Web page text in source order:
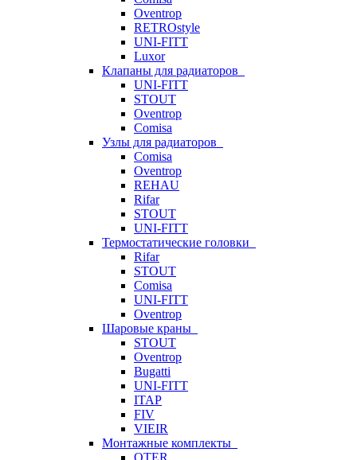
Oventrop
RETROstyle
UNI-FITT
Luxor
Клапаны для радиаторов
UNI-FITT
STOUT
Oventrop
Comisa
Узлы для радиаторов
Comisa
Oventrop
REHAU
Rifar
STOUT
UNI-FITT
Термостатические головки
Rifar
STOUT
Comisa
UNI-FITT
Oventrop
Шаровые краны
STOUT
Oventrop
Bugatti
UNI-FITT
ITAP
FIV
VIEIR
Монтажные комплекты
OTER